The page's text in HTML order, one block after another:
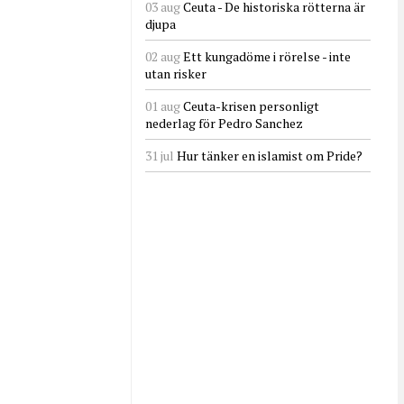
03 augCeuta - De historiska rötterna är
djupa
02 augEtt kungadöme i rörelse - inte
utan risker
01 augCeuta-krisen personligt
nederlag för Pedro Sanchez
31 jul Hur tänker en islamist om Pride?